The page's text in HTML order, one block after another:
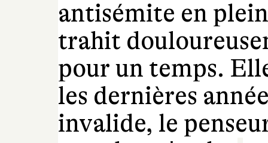
antisémite en
trahit
pour un temps.
les dernières
invalide, le